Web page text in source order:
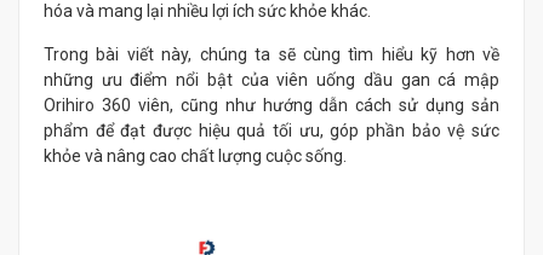
hóa và mang lại nhiều lợi ích sức khỏe khác.
Trong bài viết này, chúng ta sẽ cùng tìm hiểu kỹ hơn về
những ưu điểm nổi bật của viên uống dầu gan cá mập
Orihiro 360 viên, cũng như hướng dẫn cách sử dụng sản
phẩm để đạt được hiệu quả tối ưu, góp phần bảo vệ sức
khỏe và nâng cao chất lượng cuộc sống.